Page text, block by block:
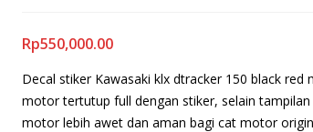
Rp550,000.00
Decal stiker Kawasaki klx dtracker 150 black
motor tertutup full dengan stiker, selain
motor lebih awet dan aman bagi cat motor